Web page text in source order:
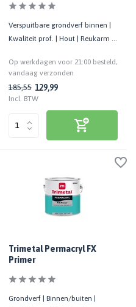
Verspuitbare grondverf binnen |
Kwaliteit prof. | Hout | Reukarm |
Op werkdagen voor 21:00 besteld,
vandaag verzonden
185,55 129,99
Incl. BTW
Trimetal Permacryl FX
Primer
Grondverf | Binnen/buiten |